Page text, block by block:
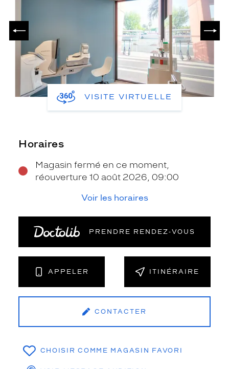
VISITE VIRTUELLE
Horaires
Magasin fermé en ce moment,
réouverture 10 août 2026, 09:00
Voir les horaires
PRENDRE RENDEZ‑VOUS
APPELER ITINÉRAIRE
CONTACTER
CHOISIR COMME MAGASIN FAVORI